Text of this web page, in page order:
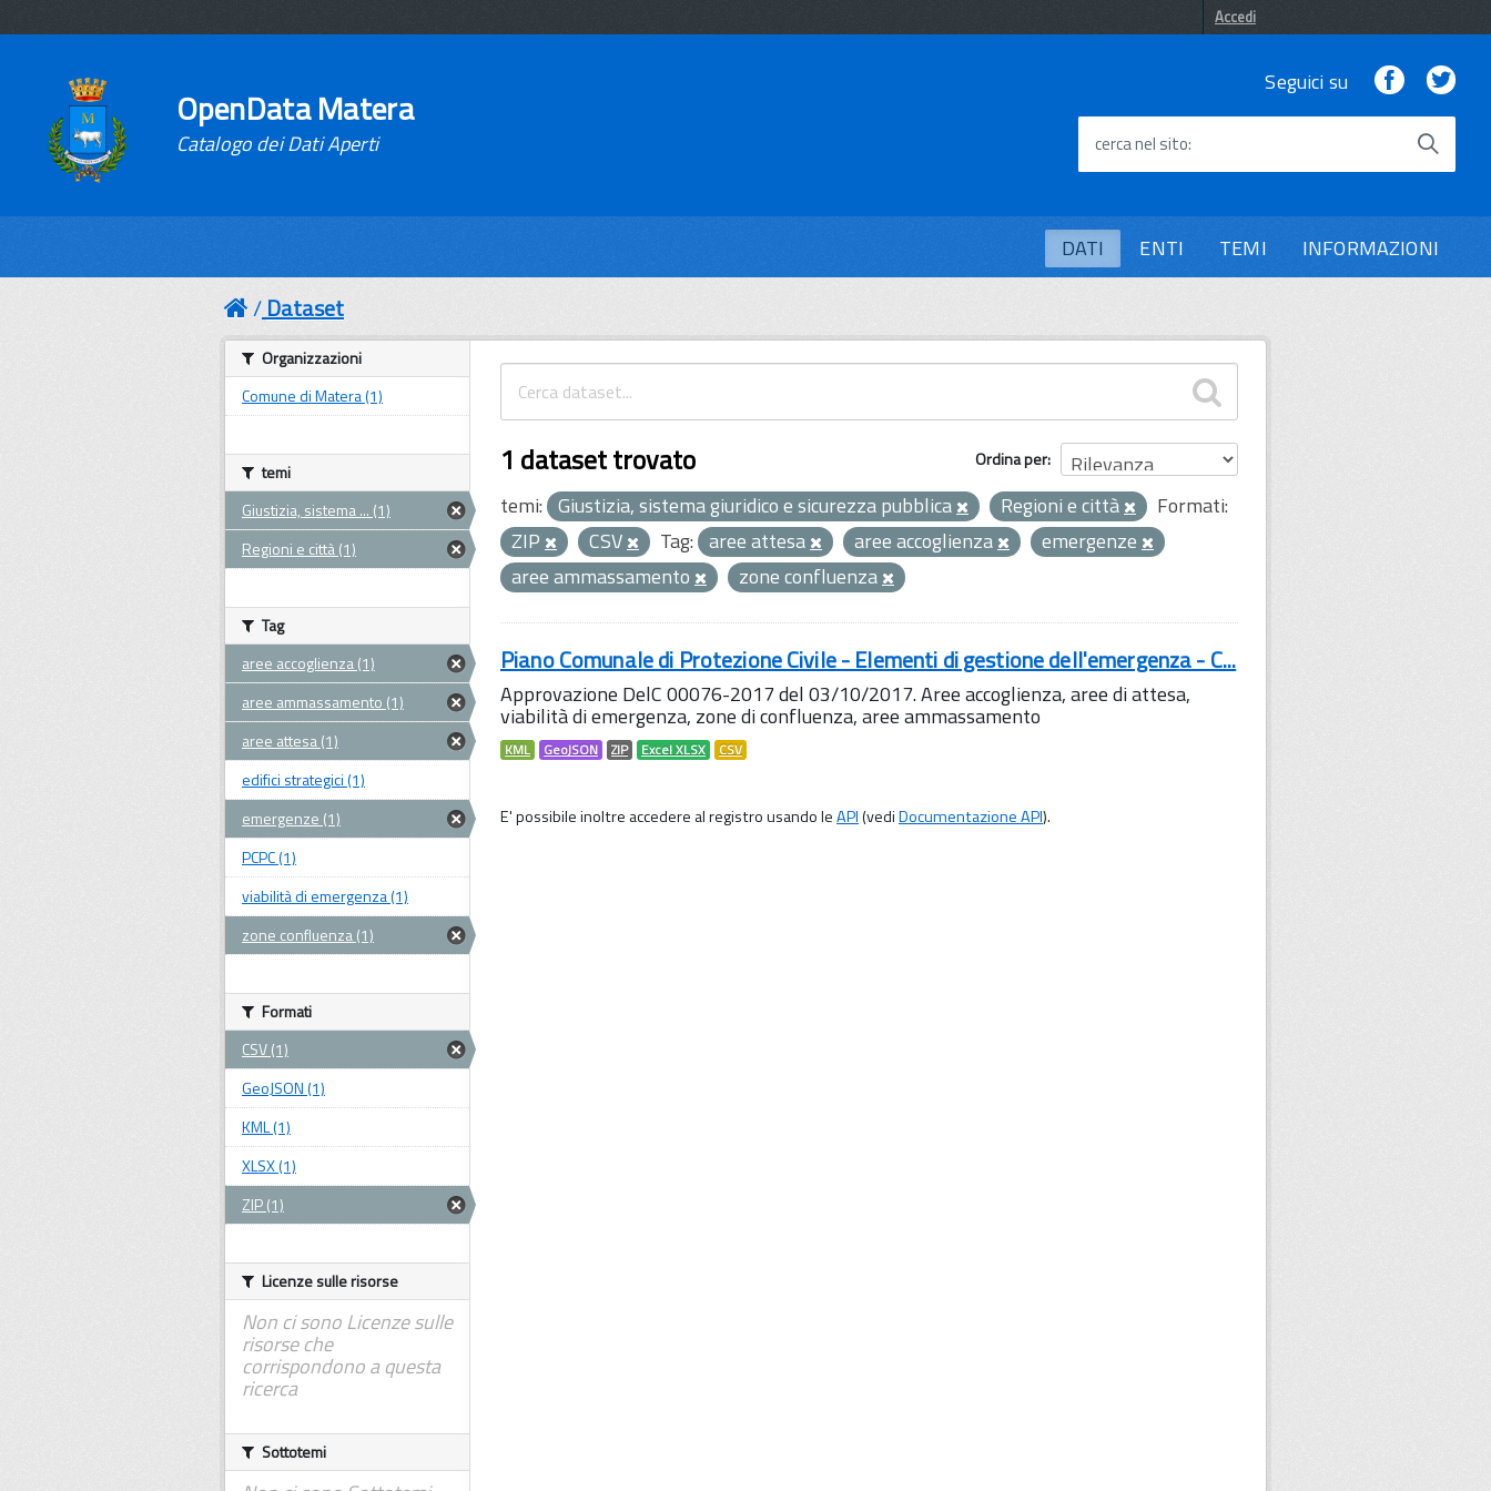
Accedi
OpenData Matera
Catalogo dei Dati Aperti
Seguici su Facebook
cerca nel sito
DATI ENTI TEMI INFORMAZIONI
Dataset
Ordina per
1 dataset trovato
temi: Giustizia, sistema giuridico e sicurezza pubblica Regioni e città
Formati:
ZIP
CSV Tag: aree attesa aree accoglienza
emergenze
aree ammassamento
zone confluenza
Piano Comunale di Protezione Civile - Elementi di gestione dell'emergenza - C...
Approvazione DelC 00076-2017 del 03/10/2017. Aree accoglienza, aree di attesa,
viabilità di emergenza, zone di confluenza, aree ammassamento
KML GeoJSON ZIP Excel XLSX CSV
E' possibile inoltre accedere al registro usando leAPI(vediDocumentazione API).
Organizzazioni
Comune di Matera (1)
temi
Giustizia, sistema ... (1)
Regioni e città (1)
Tag
aree accoglienza (1)
aree ammassamento (1)
aree attesa (1)
edifici strategici (1)
emergenze (1)
PCPC (1)
viabilità di emergenza (1)
zone confluenza (1)
Formati
CSV (1)
GeoJSON (1)
KML (1)
XLSX (1)
ZIP (1)
Licenze sulle risorse
Non ci sono Licenze sulle
risorse che
corrispondono a questa
ricerca
Sottotemi